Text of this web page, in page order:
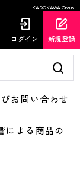
KADOKAWA Group
ログイン 新規登録
お問い合わせ
よる商品の